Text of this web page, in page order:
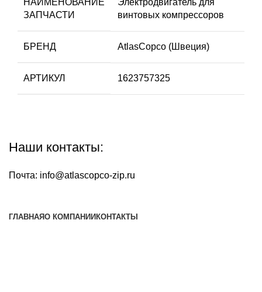
НАИМЕНОВАНИЕ
ЗАПЧАСТИ
Электродвигатель для
винтовых компрессоров
БРЕНД AtlasCopco (Швеция)
АРТИКУЛ 1623757325
Наши контакты:
Почта: info@atlascopco-zip.ru
ГЛАВНАЯО КОМПАНИИ КОНТАКТЫ